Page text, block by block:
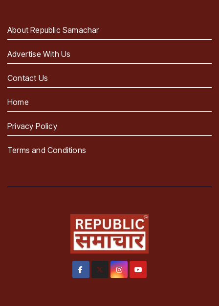
About Republic Samachar
Advertise With Us
Contact Us
Home
Privacy Policy
Terms and Conditions